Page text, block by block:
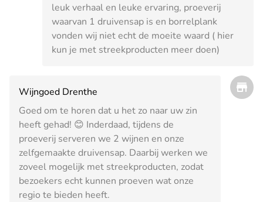
leuk verhaal en leuke ervaring, proeverij
waarvan 1 druivensap is en borrelplank
vonden wij niet echt de moeite waard ( hier
kun je met streekproducten meer doen)
Wijngoed Drenthe
Goed om te horen dat u het zo naar uw zin
heeft gehad! 😊 Inderdaad, tijdens de
proeverij serveren we 2 wijnen en onze
zelfgemaakte druivensap. Daarbij werken we
zoveel mogelijk met streekproducten, zodat
bezoekers echt kunnen proeven wat onze
regio te bieden heeft.